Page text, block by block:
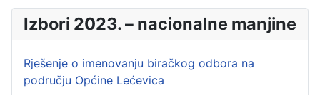
Izbori 2023. – nacionalne manjine
Rješenje o imenovanju biračkog odbora na
području Općine Lećevica